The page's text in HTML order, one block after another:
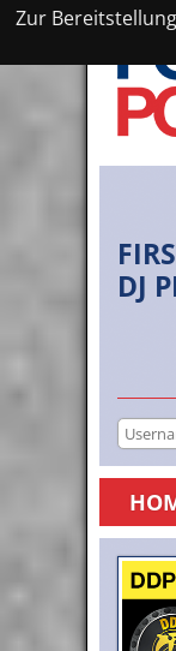
Zur
DJ